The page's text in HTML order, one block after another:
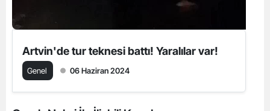
Artvin'de tur teknesi battı! Yaralılar var!
Genel 06 Haziran 2024